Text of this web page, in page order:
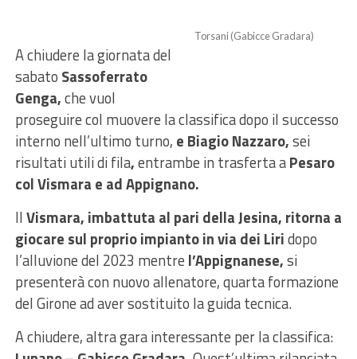
Torsani (Gabicce Gradara)
A chiudere la giornata del
sabato Sassoferrato
Genga,che vuol
proseguire col muovere la classifica dopo il successo
interno nell’ultimo turno, e Biagio Nazzaro,sei
risultati utili di fila,entrambe in trasferta aPesaro
col Vismara e ad Appignano.
IlVismara, imbattuta al pari della Jesina, ritorna a
giocare sul proprio impianto in via dei Liridopo
l’alluvione del 2023 mentre l’Appignanese,si
presenterà con nuovo allenatore, quarta formazione
del Girone ad aver sostituito la guida tecnica.
A chiudere, altra gara interessante per la classifica: